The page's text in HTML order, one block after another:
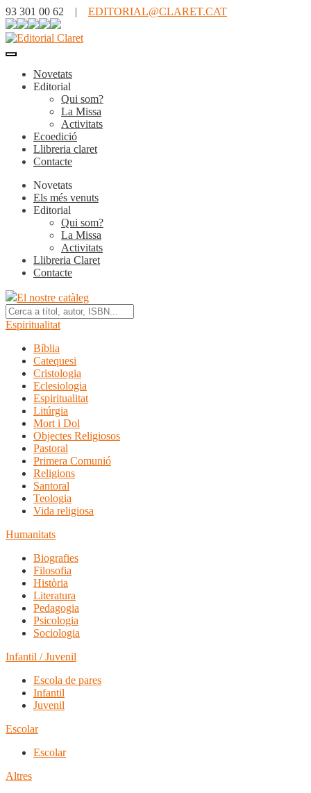
93 301 00 62 | EDITORIAL@CLARET.CAT
Novetats
Editorial
Qui som?
La Missa
Activitats
Ecoedició
Llibreria claret
Contacte
Novetats
Els més venuts
Editorial
Qui som?
La Missa
Activitats
Llibreria Claret
Contacte
El nostre catàleg
Espiritualitat
Bíblia
Catequesi
Cristologia
Eclesiologia
Espiritualitat
Litúrgia
Mort i Dol
Objectes Religiosos
Pastoral
Primera Comunió
Religions
Santoral
Teologia
Vida religiosa
Humanitats
Biografies
Filosofia
Història
Literatura
Pedagogia
Psicologia
Sociologia
Infantil / Juvenil
Escola de pares
Infantil
Juvenil
Escolar
Escolar
Altres